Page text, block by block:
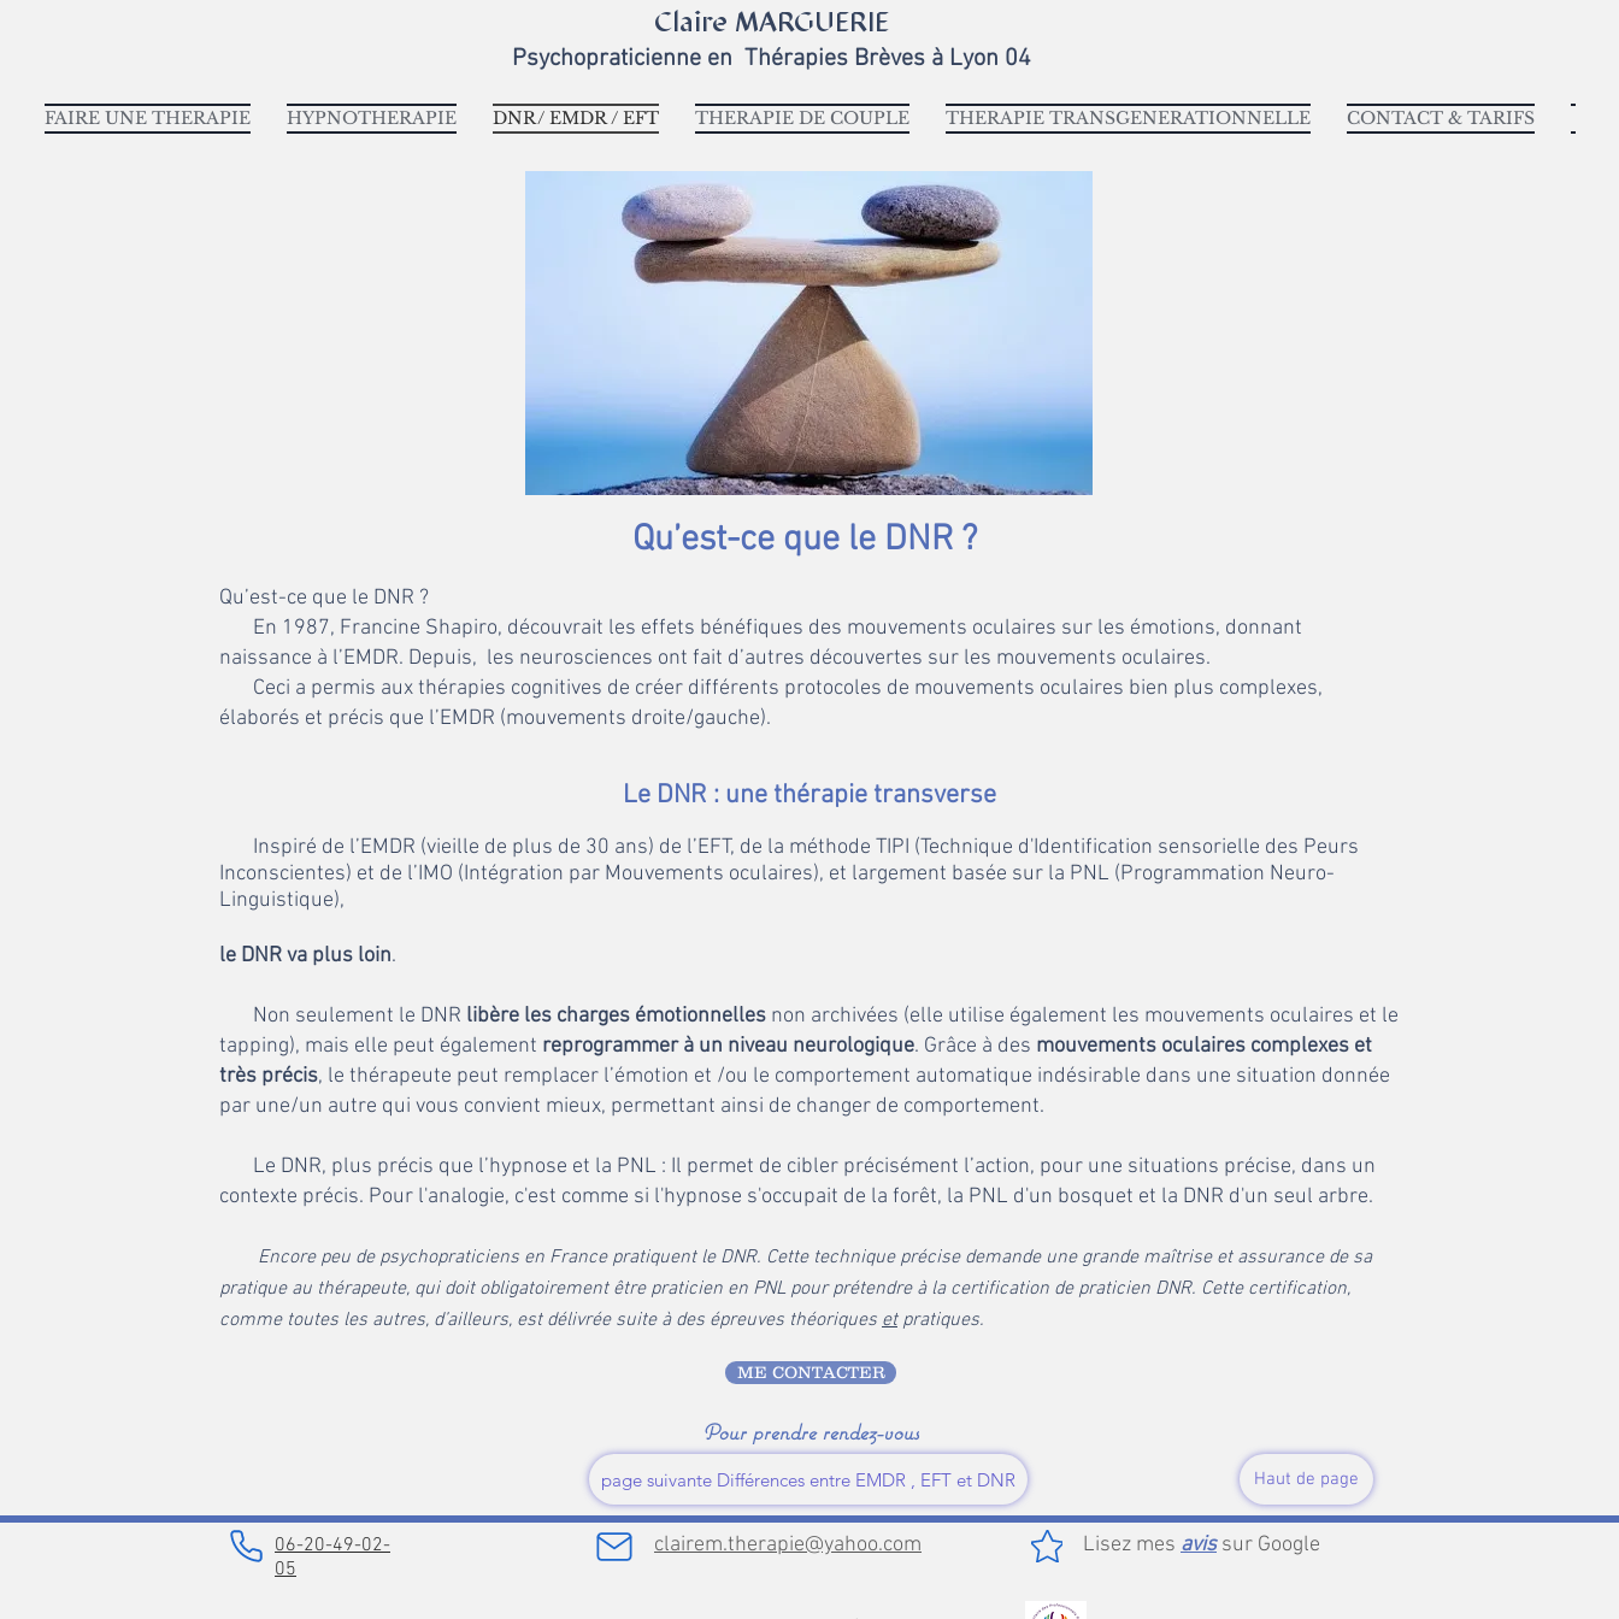
Claire MARGUERIE
Psychopraticienne en Thérapies Brèves à Lyon 04
FAIRE UNE THERAPIE HYPNOTHERAPIE DNR/ EMDR / EFT THERAPIE DE COUPLE THERAPIE TRANSGENERATIONNELLE CONTACT & TARIFS
Qu’est-ce que le DNR ?
Qu’est-ce que le DNR ?
En 1987, Francine Shapiro, découvrait les effets bénéfiques des mouvements oculaires sur les émotions, donnant
naissance à l’EMDR. Depuis, les neurosciences ont fait d’autres découvertes sur les mouvements oculaires.
Ceci a permis aux thérapies cognitives de créer différents protocoles de mouvements oculaires bien plus complexes,
élaborés et précis que l’EMDR (mouvements droite/gauche).
Inspiré de l’EMDR (vieille de plus de 30 ans) de l’EFT, de la méthode TIPI (Technique d'Identification sensorielle des Peurs
Inconscientes) et de l’IMO (Intégration par Mouvements oculaires), et largement basée sur la PNL (Programmation Neuro-
Linguistique),
le DNR va plus loin.
Non seulement le DNR libère les charges émotionnelles non archivées (elle utilise également les mouvements oculaires et le
tapping), mais elle peut également reprogrammer à un niveau neurologique. Grâce à des mouvements oculaires complexes et
très précis, le thérapeute peut remplacer l’émotion et /ou le comportement automatique indésirable dans une situation donnée
par une/un autre qui vous convient mieux, permettant ainsi de changer de comportement.
Le DNR, plus précis que l’hypnose et la PNL : Il permet de cibler précisément l’action, pour une situations précise, dans un
contexte précis. Pour l'analogie, c'est comme si l'hypnose s'occupait de la forêt, la PNL d'un bosquet et la DNR d'un seul arbre.
Encore peu de psychopraticiens en France pratiquent le DNR. Cette technique précise demande une grande maîtrise et assurance de sa
pratique au thérapeute, qui doit obligatoirement être praticien en PNL pour prétendre à la certification de praticien DNR. Cette certification,
comme toutes les autres, d’ailleurs, est délivrée suite à des épreuves théoriques etpratiques.
Le DNR : une thérapie transverse
ME CONTACTER
Pour prendre rendez-vous
page suivante Différences entre EMDR , EFT et DNR Haut de page
06-20-49-02-
05
clairem.therapie@yahoo.com Lisez mes avissur Google